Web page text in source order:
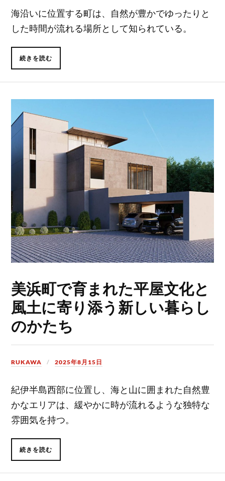
海沿いに位置する町は、自然が豊かでゆったりと
した時間が流れる場所として知られている。
続きを読む
美浜町で育まれた平屋文化と
風土に寄り添う新しい暮らし
のかたち
RUKAWA 2025年8月15日
紀伊半島西部に位置し、海と山に囲まれた自然豊
かなエリアは、緩やかに時が流れるような独特な
雰囲気を持つ。
続きを読む